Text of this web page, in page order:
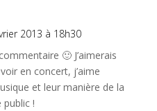
2013 à 18h30
🙂 J’aimerais
en concert, j’aime
et leur manière de la
public !